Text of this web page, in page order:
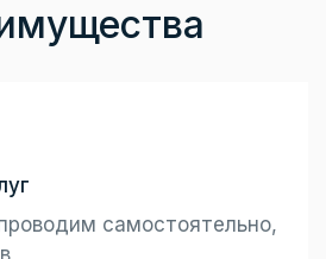
самостоятельно,